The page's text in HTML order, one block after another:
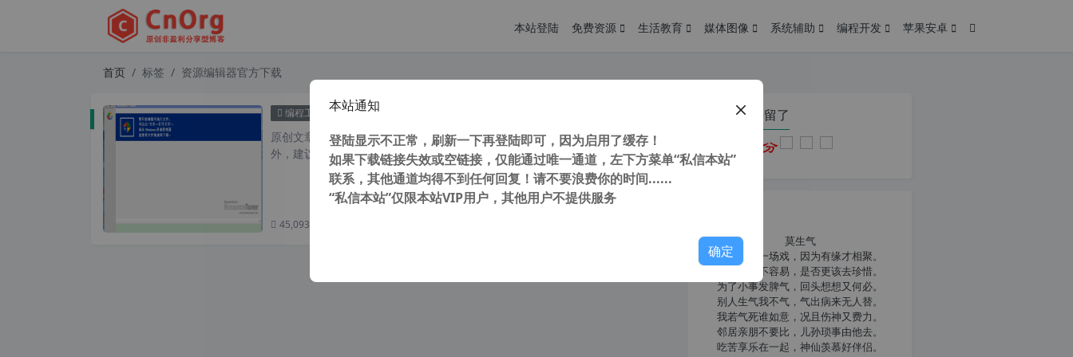
本站登陆 免费资源 生活教育 媒体图像 系统辅助 编程开发 苹果安卓
首页 标签 资源编辑器官方下载
编程工具 Resource Tuner v2.22.0.442 汉化中文版 EXE资源编辑工具
原创文章，转载请注明： 转载自 cnorg.12hp.de 注意： 由于网站空间位于国
外，建议避开晚上的访问高...
45,093 次浏览
您在本页停留了
莫生气
人生就像一场戏，因为有缘才相聚。
相扶到老不容易，是否更该去珍惜。
为了小事发脾气，回头想想又何必。
别人生气我不气，气出病来无人替。
我若气死谁如意，况且伤神又费力。
邻居亲朋不要比，儿孙琐事由他去。
吃苦享乐在一起，神仙羡慕好伴侣。
本站通知
登陆显示不正常，刷新一下再登陆即可，因为启用了缓存！
如果下载链接失效或空链接，仅能通过唯一通道，左下方菜单“私信本站”
联系，其他通道均得不到任何回复！请不要浪费你的时间......
“私信本站”仅限本站VIP用户，其他用户不提供服务
确定